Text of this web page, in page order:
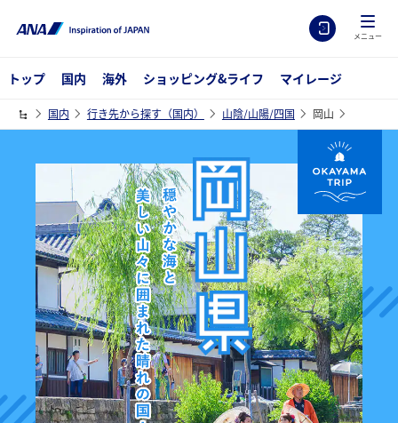
メニュー
トップ 国内 海外 ショッピング&ライフ マイレージ
国内 行き先から探す（国内） 山陰/山陽/四国 岡山